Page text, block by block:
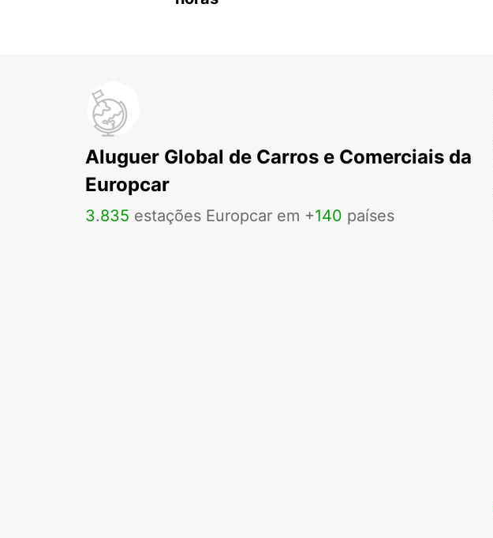
Aluguer Global de Carros e Comerciais da
Europcar
3.835 estações Europcar em +140 países